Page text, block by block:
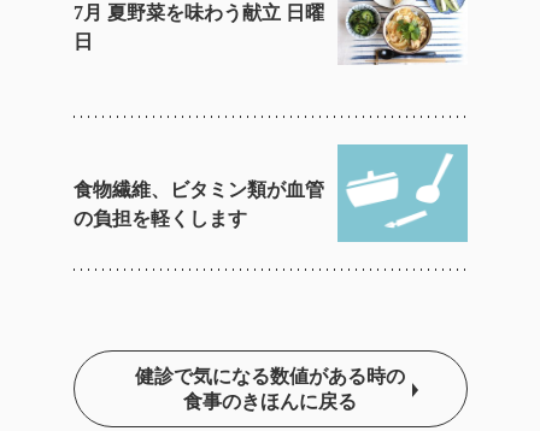
7月 夏野菜を味わう献立 日曜
日
食物繊維、ビタミン類が血管
の負担を軽くします
健診で気になる数値がある時の
食事のきほんに戻る